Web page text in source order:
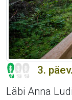
3.
Läbi Anna